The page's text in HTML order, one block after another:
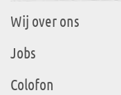
Wij over ons
Jobs
Colofon